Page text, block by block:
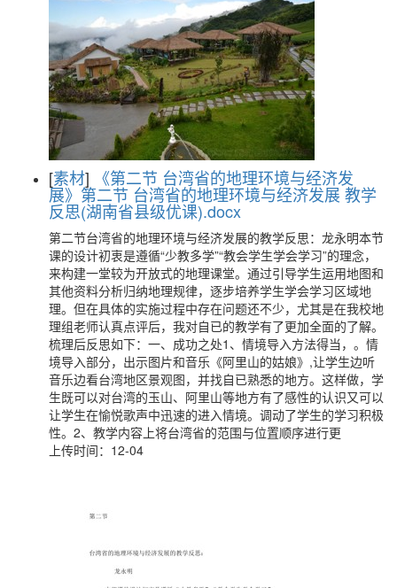
[素材] 《第二节 台湾省的地理环境与经济发
展》第二节 台湾省的地理环境与经济发展 教学
反思(湖南省县级优课).docx
第二节台湾省的地理环境与经济发展的教学反思：龙永明本节
课的设计初衷是遵循“少教多学”“教会学生学会学习”的理念，
来构建一堂较为开放式的地理课堂。通过引导学生运用地图和
其他资料分析归纳地理规律，逐步培养学生学会学习区域地
理。但在具体的实施过程中存在问题还不少，尤其是在我校地
理组老师认真点评后，我对自已的教学有了更加全面的了解。
梳理后反思如下：一、成功之处1、情境导入方法得当，。情
境导入部分，出示图片和音乐《阿里山的姑娘》,让学生边听
音乐边看台湾地区景观图，并找自已熟悉的地方。这样做，学
生既可以对台湾的玉山、阿里山等地方有了感性的认识又可以
让学生在愉悦歌声中迅速的进入情境。调动了学生的学习积极
性。2、教学内容上将台湾省的范围与位置顺序进行更
上传时间：12-04